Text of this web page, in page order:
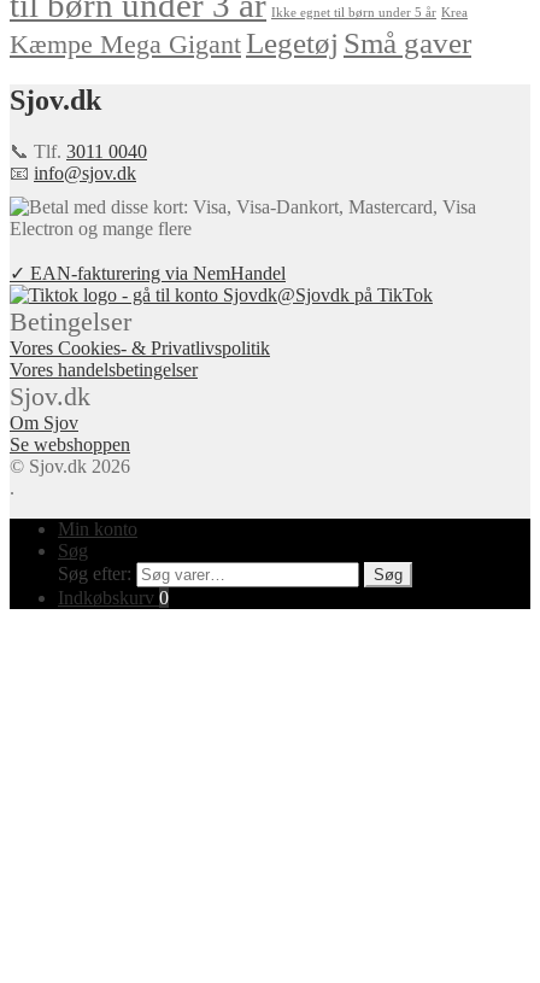
Ikke egnet til børn under 5 år Krea
Kæmpe Mega GigantLegetøj Små gaver
Sjov.dk
📞 Tlf. 3011 0040
📧 info@sjov.dk
✓ EAN-fakturering via NemHandel
@Sjovdk på TikTok
Betingelser
Vores Cookies- & Privatlivspolitik
Vores handelsbetingelser
Sjov.dk
Om Sjov
Se webshoppen
© Sjov.dk 2026
.
Min konto
Søg
Søg efter:
Søg
Indkøbskurv 0